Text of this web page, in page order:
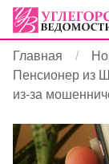
Главная
Пенсионер из
из-за